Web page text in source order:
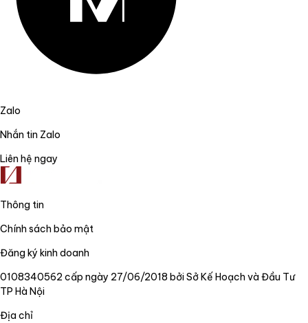
Zalo
Nhắn tin Zalo
Liên hệ ngay
Thông tin
Chính sách bảo mật
Đăng ký kinh doanh
0108340562 cấp ngày 27/06/2018 bởi Sở Kế Hoạch và Đầu Tư
TP Hà Nội
Địa chỉ